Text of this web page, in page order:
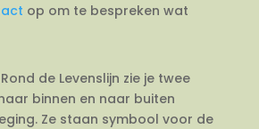
op om te bespreken wat
de Levenslijn zie je twee
binnen en naar buiten
Ze staan symbool voor de